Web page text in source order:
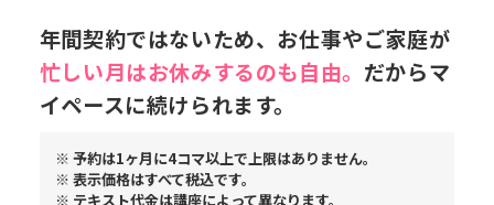
年間契約ではないため、お仕事やご家庭が
忙しい月はお休みするのも自由。 だからマ
イペースに続けられます。
※ 予約は1ヶ月に4コマ以上で上限はありません。
※ 表示価格はすべて税込です。
※ テキスト代金は講座によって異なります。